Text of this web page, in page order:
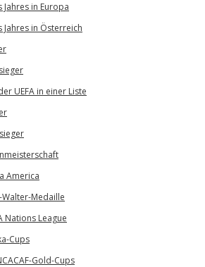
in Europa
in Österreich
UEFA in einer Liste
America
Medaille
Nations League
Cups
Gold-Cups